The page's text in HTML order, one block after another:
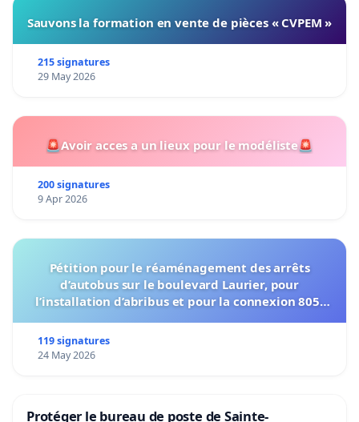
Sauvons la formation en vente de pièces « CVPEM »
215 signatures
29 May 2026
🚨Avoir acces a un lieux pour le modéliste🚨
200 signatures
9 Apr 2026
Pétition pour le réaménagement des arrêts
d’autobus sur le boulevard Laurier, pour
l’installation d’abribus et pour la connexion 805-
119 signatures
24 May 2026
Protéger le bureau de poste de Sainte-